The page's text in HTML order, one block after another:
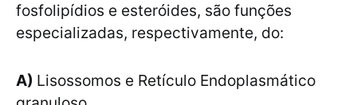
fosfolipídios e esteróides, são funções
especializadas, respectivamente, do:
A) Lisossomos e Retículo Endoplasmático